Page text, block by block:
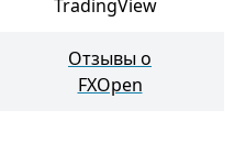
TradingView
Отзывы о
FXOpen